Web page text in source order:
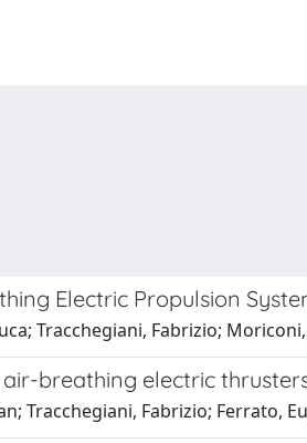
Electric Propulsion
Tracchegiani, Fabrizio;
breathing electric
Tracchegiani, Fabrizio; Ferrato,